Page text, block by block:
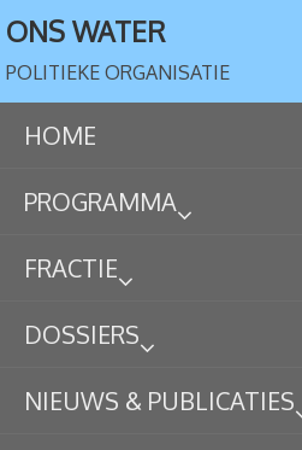
ONS WATER
POLITIEKE ORGANISATIE
HOME
PROGRAMMA
FRACTIE
DOSSIERS
NIEUWS & PUBLICATIES